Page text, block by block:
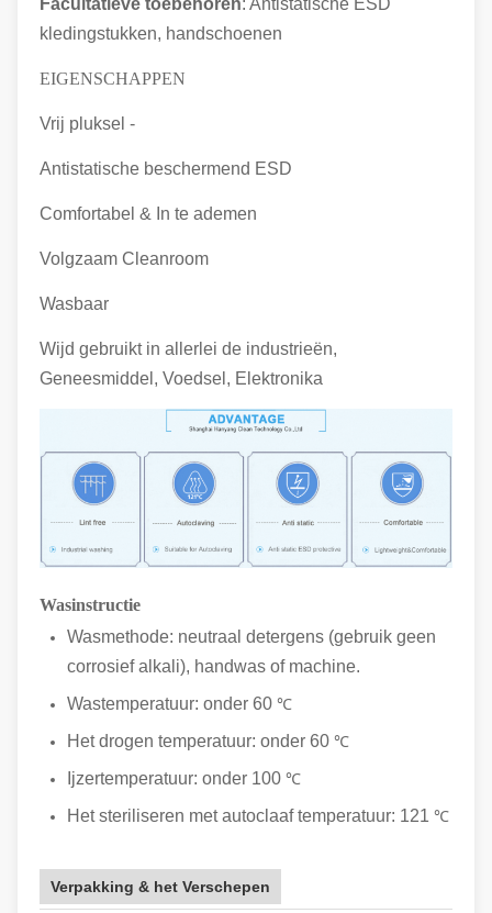
Facultatieve toebehoren: Antistatische ESD
kledingstukken, handschoenen
EIGENSCHAPPEN
Vrij pluksel -
Antistatische beschermend ESD
Comfortabel & In te ademen
Volgzaam Cleanroom
Wasbaar
Wijd gebruikt in allerlei de industrieën,
Geneesmiddel, Voedsel, Elektronika
Wasinstructie
Wasmethode: neutraal detergens (gebruik geen
corrosief alkali), handwas of machine.
Wastemperatuur: onder 60 ℃
Het drogen temperatuur: onder 60 ℃
Ijzertemperatuur: onder 100 ℃
Het steriliseren met autoclaaf temperatuur: 121 ℃
Verpakking & het Verschepen